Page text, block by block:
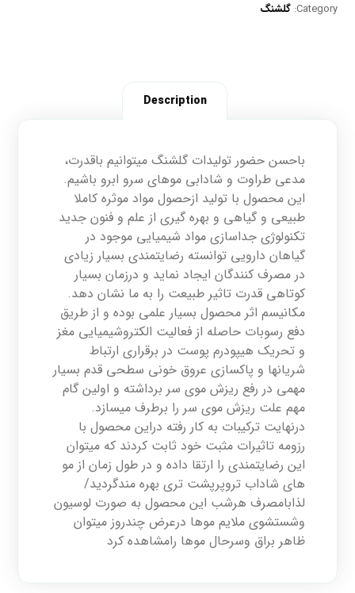
Category: گلشنگ
Description
باحسن حضور تولیدات گلشنگ میتوانیم باقدرت،
مدعی طراوت و شادابی موهای سرو ابرو باشیم.
این محصول با تولید ازحصول مواد موثره کاملا
طبیعی و گیاهی و بهره گیری از علم و فنون جدید
تکنولوژی جداسازی مواد شیمیایی موجود در
گیاهان دارویی توانسته رضایتمندی بسیار زیادی
در مصرف کنندگان ایجاد نماید و درزمان بسیار
کوتاهی قدرت تاثیر طبیعت را به ما نشان دهد.
مکانیسم اثر محصول بسیار علمی بوده و از طریق
دفع رسوبات حاصله از فعالیت الکتروشیمیایی مغز
و تحریک هیپودرم پوست در برقراری ارتباط
شریانها و پاکسازی عروق خونی سطحی قدم بسیار
مهمی در رفع ریزش موی سر برداشته و اولین گام
مهم علت ریزش موی سر را برطرف میسازد.
درنهایت ترکیبات به کار رفته دراین محصول با
رزومه تاثیرات مثبت خود ثابت کردند که میتوان
این رضایتمندی را ارتقا داده و در طول زمان از مو
های شاداب تروپرپشت تری بهره مندگردید/
لذابامصرف هرشب این محصول به صورت لوسیون
وشستشوی ملایم موها درعرض چندروز میتوان
ظاهر براق وسرحال موها رامشاهده کرد